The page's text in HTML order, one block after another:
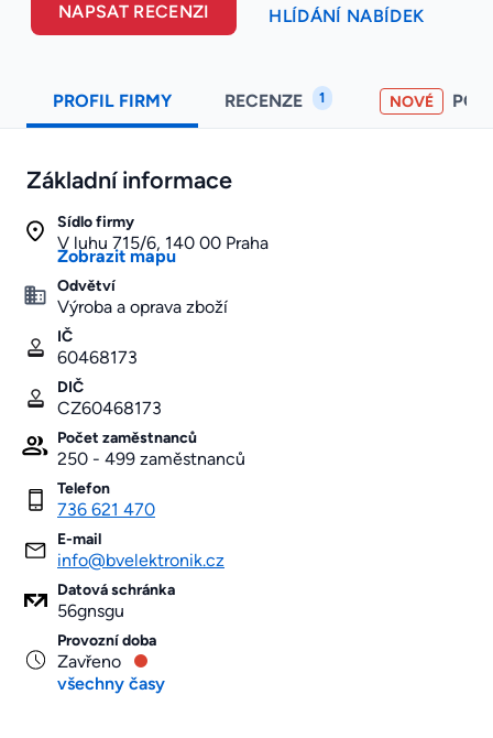
NAPSAT RECENZI HLÍDÁNÍ NABÍDEK
PROFIL FIRMY RECENZE 1 NOVÉ
Základní informace
Sídlo firmy
V luhu 715/6, 140 00 Praha
Zobrazit mapu
Odvětví
Výroba a oprava zboží
IČ
60468173
DIČ
CZ60468173
Počet zaměstnanců
250 - 499 zaměstnanců
Telefon
736 621 470
E-mail
info@bvelektronik.cz
Datová schránka
56gnsgu
Provozní doba
Zavřeno
všechny časy